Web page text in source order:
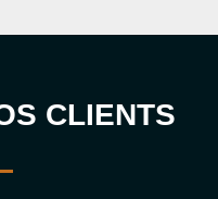
CLIENTS